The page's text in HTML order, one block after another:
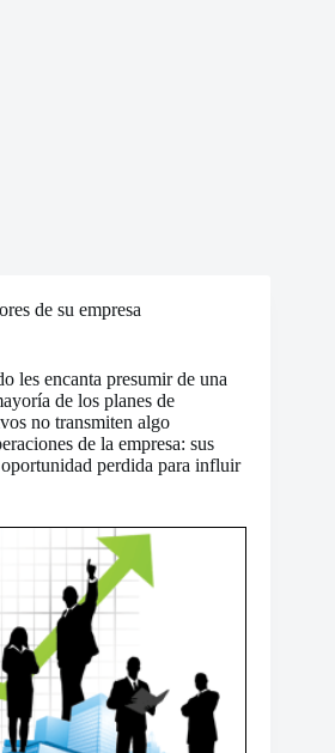
de su empresa
les encanta presumir de una
de los planes de
no transmiten algo
de la empresa: sus
perdida para influir